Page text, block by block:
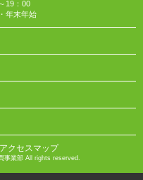
19：00
年末年始
アクセスマップ
業部 All rights reserved.